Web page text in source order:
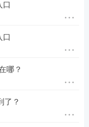
口
口
哪？
了？